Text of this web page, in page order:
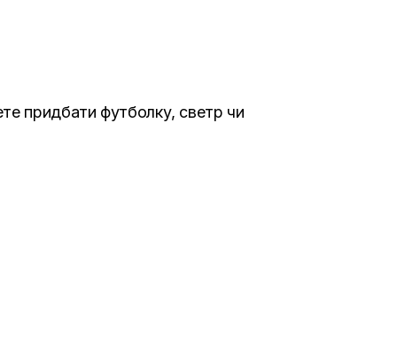
придбати футболку, светр чи